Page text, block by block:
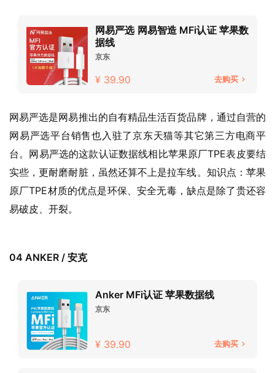
网易严选 网易智造 MFi认证 苹果数
据线
京东
¥ 39.90 去购买
网易严选是网易推出的自有精品生活百货品牌，通过自营的
网易严选平台销售也入驻了京东天猫等其它第三方电商平
台。网易严选的这款认证数据线相比苹果原厂TPE表皮要结
实些，更耐磨耐脏，虽然还算不上是拉车线。知识点：苹果
原厂TPE材质的优点是环保、安全无毒，缺点是除了贵还容
易破皮、开裂。
04 ANKER / 安克
Anker MFi认证 苹果数据线
京东
¥ 39.90 去购买